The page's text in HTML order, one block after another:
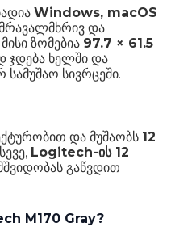
Windows, macOS
და
ზომებია 97.7 × 61.5
ხელში და
სივრცეში.
და მუშაობს 12
Logitech-ის 12
გაწვდით
M170 Gray?